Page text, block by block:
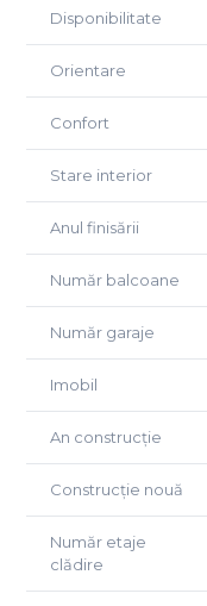
Disponibilitate
Orientare
Confort
Stare interior
Anul finisării
Număr balcoane
Număr garaje
Imobil
An construcție
Construcție nouă
Număr etaje
clădire